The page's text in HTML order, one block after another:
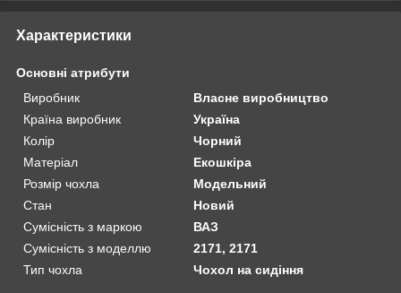
Характеристики
Основні атрибути
Виробник
Власне виробництво
Країна виробник
Україна
Колір
Чорний
Матеріал
Екошкіра
Розмір чохла
Модельний
Стан
Новий
Сумісність з маркою
ВАЗ
Сумісність з моделлю
2171, 2171
Тип чохла
Чохол на сидіння